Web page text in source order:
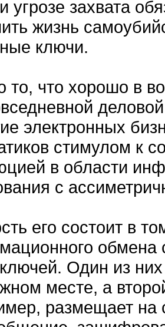
угрозе захвата
жизнь
ключи.
то, что хорошо в
электронных
стимулом к
в области
с
его состоит в
обмена
Один из
месте, а
размещает на